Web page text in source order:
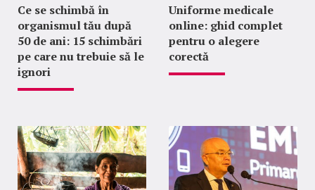
Ce se schimbă în
organismul tău după
50 de ani: 15 schimbări
pe care nu trebuie să le
ignori
Uniforme medicale
online: ghid complet
pentru o alegere
corectă